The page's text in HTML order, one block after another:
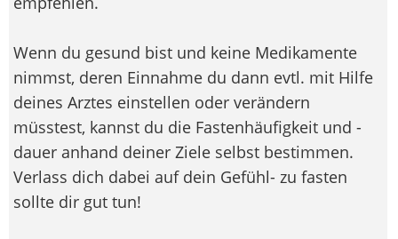
Wenn du gesund bist und keine Medikamente
nimmst, deren Einnahme du dann evtl. mit Hilfe
deines Arztes einstellen oder verändern
müsstest, kannst du die Fastenhäufigkeit und -
dauer anhand deiner Ziele selbst bestimmen.
Verlass dich dabei auf dein Gefühl- zu fasten
sollte dir gut tun!